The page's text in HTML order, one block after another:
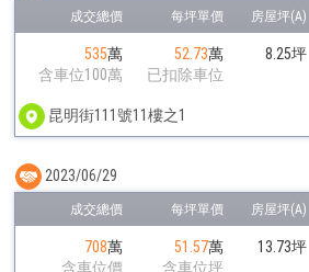
535萬
含車位100萬
52.73萬
已扣除車位
8.25坪
昆明街111號11樓之1
708萬
含車位價
51.57萬
含車位坪
13.73坪
2023/06/29